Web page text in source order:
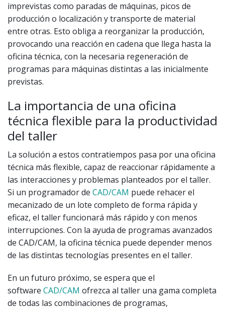
imprevistas como paradas de máquinas, picos de
producción o localización y transporte de material
entre otras. Esto obliga a reorganizar la producción,
provocando una reacción en cadena que llega hasta la
oficina técnica, con la necesaria regeneración de
programas para máquinas distintas a las inicialmente
previstas.
La importancia de una oficina
técnica flexible para la productividad
del taller
La solución a estos contratiempos pasa por una oficina
técnica más flexible, capaz de reaccionar rápidamente a
las interacciones y problemas planteados por el taller.
Si un programador de CAD/CAM puede rehacer el
mecanizado de un lote completo de forma rápida y
eficaz, el taller funcionará más rápido y con menos
interrupciones. Con la ayuda de programas avanzados
de CAD/CAM, la oficina técnica puede depender menos
de las distintas tecnologías presentes en el taller.
En un futuro próximo, se espera que el
software CAD/CAM ofrezca al taller una gama completa
de todas las combinaciones de programas,